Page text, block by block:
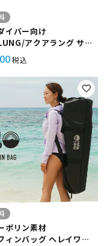
イバー向け
アクアラング サイ
ックス 素潜り フリー
グ スキューバダイビン
税込
ポリン素材
ィンバッグ ヘレイワ